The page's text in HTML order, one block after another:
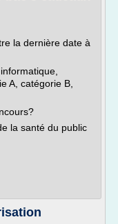
la dernière date à
A, catégorie B,
la santé du public